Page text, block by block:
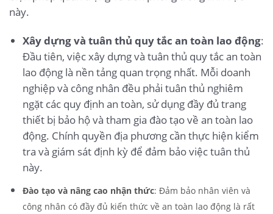
này.
Xây dựng và tuân thủ quy tắc an toàn lao động:
Đầu tiên, việc xây dựng và tuân thủ quy tắc an toàn
lao động là nền tảng quan trọng nhất. Mỗi doanh
nghiệp và công nhân đều phải tuân thủ nghiêm
ngặt các quy định an toàn, sử dụng đầy đủ trang
thiết bị bảo hộ và tham gia đào tạo về an toàn lao
động. Chính quyền địa phương cần thực hiện kiểm
tra và giám sát định kỳ để đảm bảo việc tuân thủ
này.
Đào tạo và nâng cao nhận thức: Đảm bảo nhân viên và
công nhân có đầy đủ kiến thức về an toàn lao động là rất